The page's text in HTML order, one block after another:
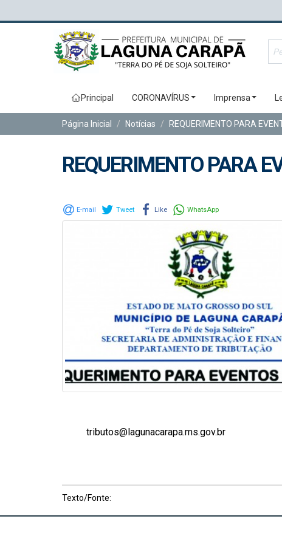
Principal CORONAVÍRUS Imprensa
Página Inicial Notícias REQUERIMENTO PARA
REQUERIMENTO PARA
E-mail Tweet Like WhatsApp
tributos@lagunacarapa.ms.gov.br
Texto/Fonte: